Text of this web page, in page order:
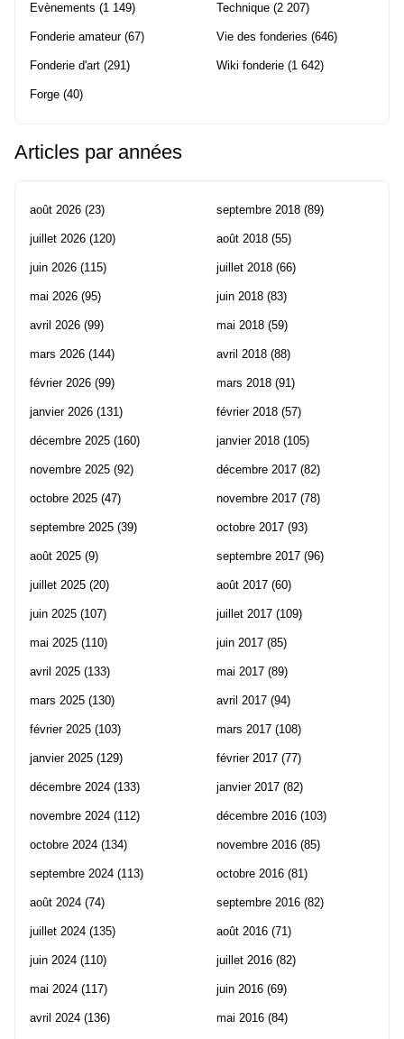
Evènements (1 149)
Fonderie amateur(67)
Fonderie d'art (291)
Forge (40)
Technique (2 207)
Vie des fonderies (646)
Wiki fonderie (1 642)
Articles par années
août 2026 (23)
juillet 2026 (120)
juin 2026 (115)
mai 2026 (95)
avril 2026 (99)
mars 2026 (144)
février 2026 (99)
janvier 2026 (131)
décembre 2025 (160)
novembre 2025 (92)
octobre 2025 (47)
septembre 2025 (39)
août 2025 (9)
juillet 2025 (20)
juin 2025 (107)
mai 2025 (110)
avril 2025 (133)
mars 2025 (130)
février 2025 (103)
janvier 2025 (129)
décembre 2024 (133)
novembre 2024 (112)
octobre 2024 (134)
septembre 2024 (113)
août 2024 (74)
juillet 2024 (135)
juin 2024 (110)
mai 2024 (117)
avril 2024 (136)
septembre 2018 (89)
août 2018 (55)
juillet 2018 (66)
juin 2018 (83)
mai 2018 (59)
avril 2018 (88)
mars 2018 (91)
février 2018 (57)
janvier 2018 (105)
décembre 2017 (82)
novembre 2017 (78)
octobre 2017 (93)
septembre 2017 (96)
août 2017 (60)
juillet 2017 (109)
juin 2017 (85)
mai 2017 (89)
avril 2017 (94)
mars 2017 (108)
février 2017 (77)
janvier 2017 (82)
décembre 2016 (103)
novembre 2016 (85)
octobre 2016 (81)
septembre 2016 (82)
août 2016 (71)
juillet 2016 (82)
juin 2016 (69)
mai 2016 (84)